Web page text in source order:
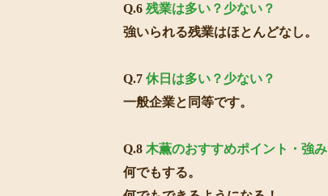
Q.6 残業は多い？少ない？
強いられる残業はほとんどなし。
Q.7 休日は多い？少ない？
一般企業と同等です。
Q.8 木薫のおすすめポイント・強み
何でもする。